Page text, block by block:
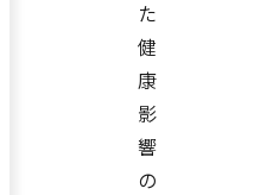
た
健
康
影
響
の